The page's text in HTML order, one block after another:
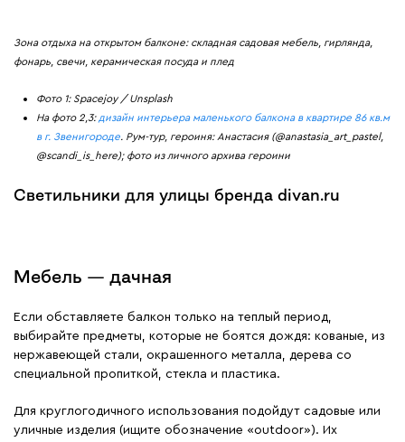
Зона отдыха на открытом балконе: складная садовая мебель, гирлянда,
фонарь, свечи, керамическая посуда и плед
Фото 1: Spacejoy / Unsplash
На фото 2,3:дизайн интерьера маленького балкона в квартире 86 кв.м
в г. Звенигороде. Рум-тур, героиня: Анастасия (@anastasia_art_pastel,
@scandi_is_here); фото из личного архива героини
Светильники для улицы бренда divan.ru
Мебель — дачная
Если обставляете балкон только на теплый период,
выбирайте предметы, которые не боятся дождя: кованые, из
нержавеющей стали, окрашенного металла, дерева со
специальной пропиткой, стекла и пластика.
Для круглогодичного использования подойдут садовые или
уличные изделия (ищите обозначение «outdoor»). Их